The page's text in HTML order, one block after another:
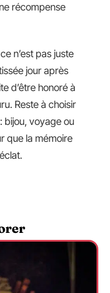
récompense
n’est pas juste
jour après
d’être honoré à
Reste à choisir
bijou, voyage ou
que la mémoire